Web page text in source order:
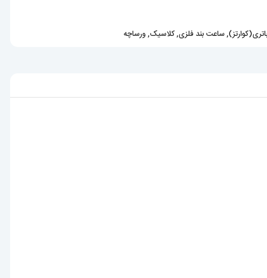
,ساعت بند فلزی,کلاسیک,ورساچه